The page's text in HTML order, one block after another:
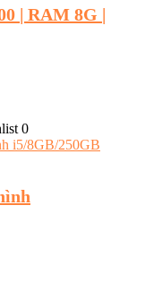
| RAM 8G |
0